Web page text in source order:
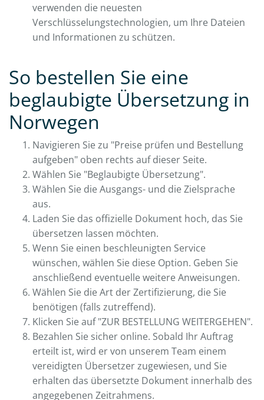
verwenden die neuesten
Verschlüsselungstechnologien, um Ihre Dateien
und Informationen zu schützen.
So bestellen Sie eine
beglaubigte Übersetzung in
Norwegen
Navigieren Sie zu "Preise prüfen und Bestellung
aufgeben" oben rechts auf dieser Seite.
Wählen Sie "Beglaubigte Übersetzung".
Wählen Sie die Ausgangs- und die Zielsprache
aus.
Laden Sie das offizielle Dokument hoch, das Sie
übersetzen lassen möchten.
Wenn Sie einen beschleunigten Service
wünschen, wählen Sie diese Option. Geben Sie
anschließend eventuelle weitere Anweisungen.
Wählen Sie die Art der Zertifizierung, die Sie
benötigen (falls zutreffend).
Klicken Sie auf "ZUR BESTELLUNG WEITERGEHEN".
Bezahlen Sie sicher online. Sobald Ihr Auftrag
erteilt ist, wird er von unserem Team einem
vereidigten Übersetzer zugewiesen, und Sie
erhalten das übersetzte Dokument innerhalb des
angegebenen Zeitrahmens.